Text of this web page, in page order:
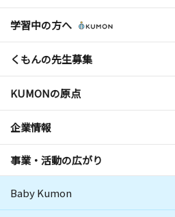
学習中の方へ
くもんの先生募集
KUMONの原点
企業情報
事業・活動の広がり
Baby Kumon